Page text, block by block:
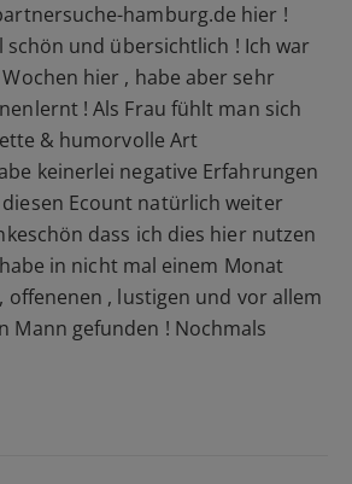
hamburg.de hier !
schön und übersichtlich ! Ich war
hier , habe aber sehr
! Als Frau fühlt man sich
& humorvolle Art
keinerlei negative Erfahrungen
Ecount natürlich weiter
dass ich dies hier nutzen
in nicht mal einem Monat
offenenen , lustigen und vor allem
Mann gefunden ! Nochmals